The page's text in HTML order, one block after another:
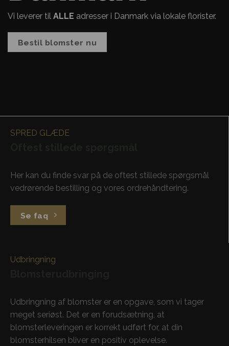
Vi leverer til ALLE adresser i Danmark via lokale florister.
Bestil blomster nu
SPRED GLÆDE
Her kan du finde svar på de oftest stillede spørgsmål
vedrørende bestilling og vores ordrehåndtering.
Se faq
Udbringning
Udbringning af blomster er en opgave, som vi tager
meget seriøst. Det er en forudsætning, at
blomsterleveringen er korrekt udført for, at din
blomsterhilsen bliver en positiv oplevelse.